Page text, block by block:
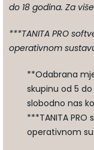
do 18 godina. Za
***TANITA PRO
operativnom
**Odabrana
skupinu od 5
slobodno nas
***TANITA
operativnom